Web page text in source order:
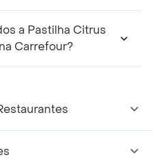
a Pastilha Citrus
Carrefour?